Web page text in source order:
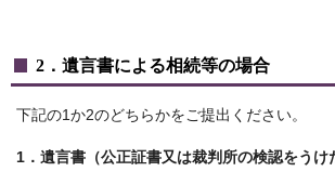
2．遺言書による相続等の場合
下記の1か2のどちらかをご提出ください。
1．遺言書（公正証書又は裁判所の検認をうけ